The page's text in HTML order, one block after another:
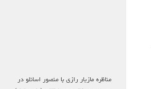
مناظره مازیار رازی با منصور اسانلو در